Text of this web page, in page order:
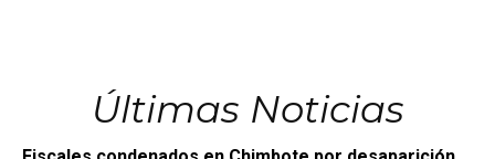
Últimas Noticias